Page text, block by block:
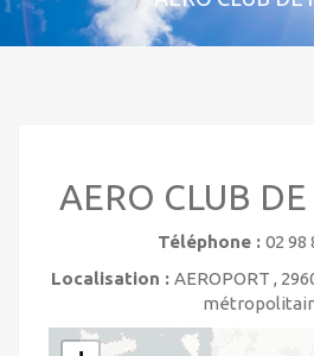
AERO CLUB
Téléphone : 02 98
Localisation : AEROPORT ,